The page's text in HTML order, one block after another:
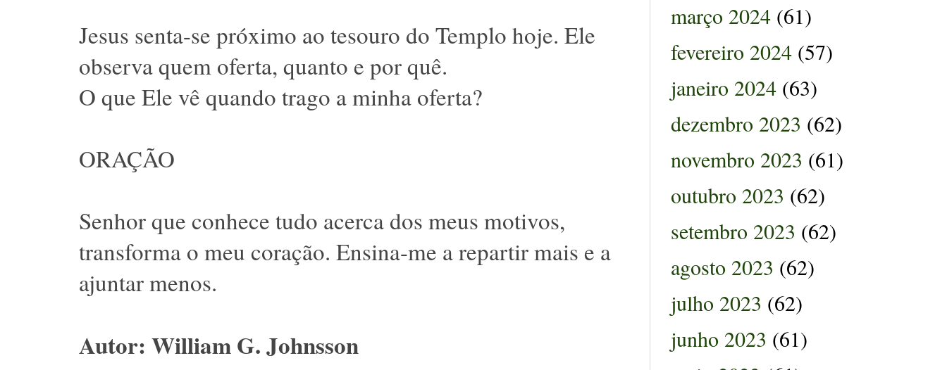
Jesus senta-se próximo ao tesouro do Templo hoje. Ele
observa quem oferta, quanto e por quê.
O que Ele vê quando trago a minha oferta?
ORAÇÃO
Senhor que conhece tudo acerca dos meus motivos,
transforma o meu coração. Ensina-me a repartir mais e a
ajuntar menos.
Autor: William G. Johnsson
março 2024 (61)
fevereiro 2024 (57)
janeiro 2024 (63)
dezembro 2023 (62)
novembro 2023 (61)
outubro 2023 (62)
setembro 2023 (62)
agosto 2023 (62)
julho 2023 (62)
junho 2023 (61)